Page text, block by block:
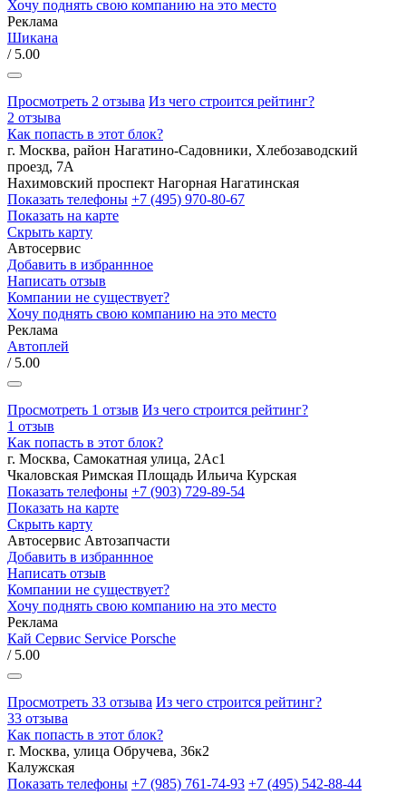
Хочу поднять свою компанию на это место
Реклама
Шикана
/ 5.00
Просмотреть 2 отзыва Из чего строится рейтинг?
2 отзыва
Как попасть в этот блок?
г. Москва, район Нагатино-Садовники, Хлебозаводский
проезд, 7А
Нахимовский проспект Нагорная Нагатинская
Показать телефоны +7 (495) 970-80-67
Показать на карте
Скрыть карту
Автосервис
Добавить в избраннное
Написать отзыв
Компании не существует?
Хочу поднять свою компанию на это место
Реклама
Автоплей
/ 5.00
Просмотреть 1 отзыв Из чего строится рейтинг?
1 отзыв
Как попасть в этот блок?
г. Москва, Самокатная улица, 2Ас1
Чкаловская Римская Площадь Ильича Курская
Показать телефоны +7 (903) 729-89-54
Показать на карте
Скрыть карту
Автосервис Автозапчасти
Добавить в избраннное
Написать отзыв
Компании не существует?
Хочу поднять свою компанию на это место
Реклама
Кай Сервис Service Porsche
/ 5.00
Просмотреть 33 отзыва Из чего строится рейтинг?
33 отзыва
Как попасть в этот блок?
г. Москва, улица Обручева, 36к2
Калужская
Показать телефоны +7 (985) 761-74-93 +7 (495) 542-88-44